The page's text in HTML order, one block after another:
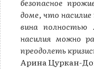
безопасное
доме, что
вина полностью
насилия можно
преодолеть
Арина Цуркан-